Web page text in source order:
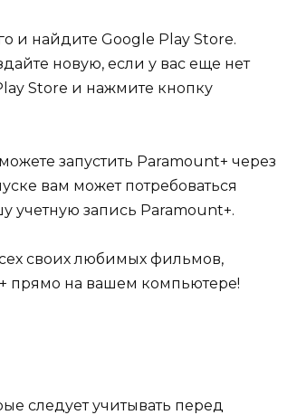
и найдите Google Play Store.
новую, если у вас еще нет
Store и нажмите кнопку
запустить Paramount+ через
вам может потребоваться
учетную запись Paramount+.
своих любимых фильмов,
прямо на вашем компьютере!
следует учитывать перед